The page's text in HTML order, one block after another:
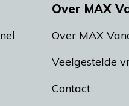
Over MAX
Over MAX
Veelgestelde
Contact